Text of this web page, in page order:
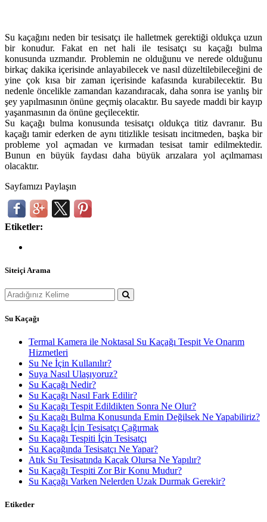
Su kaçağını neden bir tesisatçı ile halletmek gerektiği oldukça uzun
bir konudur. Fakat en net hali ile tesisatçı su kaçağı bulma
konusunda uzmandır. Problemin ne olduğunu ve nerede olduğunu
birkaç dakika içerisinde anlayabilecek ve nasıl düzeltilebileceğini de
yine çok kısa bir zaman içerisinde kafasında kurabilecektir. Bu
nedenle öncelikle zamandan kazandıracak, daha sonra ise yanlış bir
şey yapılmasının önüne geçmiş olacaktır. Bu sayede maddi bir kayıp
yaşanmasının da önüne geçilecektir.
Su kaçağı bulma konusunda tesisatçı oldukça titiz davranır. Bu
kaçağı tamir ederken de aynı titizlikle tesisatı incitmeden, başka bir
probleme yol açmadan ve kırmadan tesisat tamir edilmektedir.
Bunun en büyük faydası daha büyük arızalara yol açılmaması
olacaktır.
Sayfamızı Paylaşın
Etiketler:
Siteiçi Arama
Su Kaçağı
Termal Kamera ile Noktasal Su Kaçağı Tespit Ve Onarım
Hizmetleri
Su Ne İçin Kullanılır?
Suya Nasıl Ulaşıyoruz?
Su Kaçağı Nedir?
Su Kaçağı Nasıl Fark Edilir?
Su Kaçağı Tespit Edildikten Sonra Ne Olur?
Şu Kaçağı Bulma Konusunda Emin Değilsek Ne Yapabiliriz?
Su Kaçağı İçin Tesisatçı Çağırmak
Su Kaçağı Tespiti İçin Tesisatçı
Su Kaçağında Tesisatçı Ne Yapar?
Atık Su Tesisatında Kaçak Olursa Ne Yapılır?
Su Kaçağı Tespiti Zor Bir Konu Mudur?
Su Kaçağı Varken Nelerden Uzak Durmak Gerekir?
Etiketler